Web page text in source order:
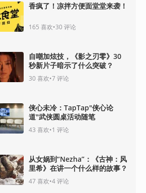
香疯了！凉拌方便面堂堂来袭！
165 喜欢•30评论
自嘲加炫技，《影之刃零》30
秒新片子暗示了什么突破？
30喜欢•7评论
侠心未冷：TapTap"侠心论
道"武侠圆桌活动随笔
43 喜欢•1 评论
从女娲到“Nezha”：《古神：风
里希》在讲一个什么样的故事？
47喜欢•4评论